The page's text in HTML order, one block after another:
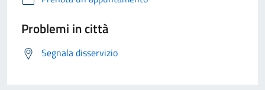
Problemi in città
Segnala disservizio